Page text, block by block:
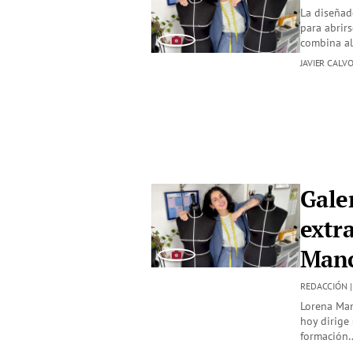
La
para
combina
JAVIER CALVO
REDACCIÓN
Lorena
hoy dirige